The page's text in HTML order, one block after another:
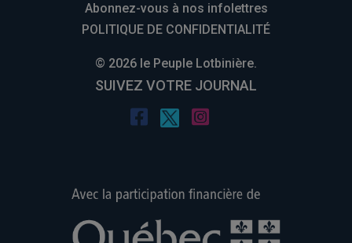
Abonnez-vous à nos infolettres
POLITIQUE DE CONFIDENTIALITÉ
© 2026 le Peuple Lotbinière.
SUIVEZ VOTRE JOURNAL